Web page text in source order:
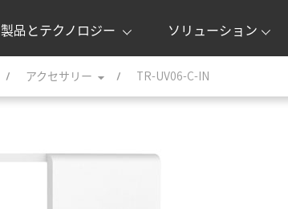
製品とテクノロジー ソリューション
アクセサリー TR-UV06-C-IN